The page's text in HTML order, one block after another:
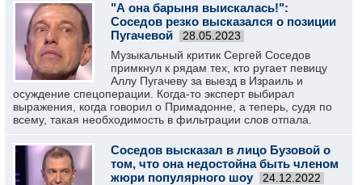
"А она барыня выискалась!":
Соседов резко высказался о позиции
Пугачевой
28.05.2023
Музыкальный критик Сергей Соседов
примкнул к рядам тех, кто ругает певицу
Аллу Пугачеву за выезд в Израиль и
осуждение спецоперации. Когда-то эксперт выбирал
выражения, когда говорил о Примадонне, а теперь, судя по
всему, такая необходимость в фильтрации слов отпала.
Соседов высказал в лицо Бузовой о
том, что она недостойна быть членом
жюри популярного шоу
24.12.2022